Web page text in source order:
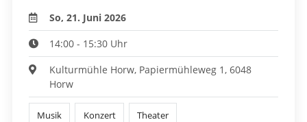
So, 21. Juni 2026
14:00 - 15:30 Uhr
Kulturmühle Horw, Papiermühleweg 1, 6048
Horw
Musik Konzert Theater